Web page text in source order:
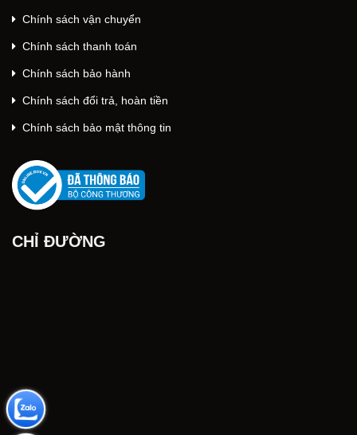
Chính sách vận chuyển
Chính sách thanh toán
Chính sách bảo hành
Chính sách đổi trả, hoàn tiền
Chính sách bảo mật thông tin
CHỈ ĐƯỜNG